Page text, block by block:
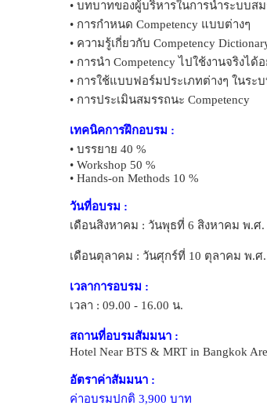
• บทบาทของผู้บริหารในการนำระบบส
• การกำหนด Competency แบบต่างๆ
• ความรู้เกี่ยวกับ Competency
• การนำ Competency ไปใช้งานจริงได้
• การใช้แบบฟอร์มประเภทต่างๆ ในระบ
• การประเมินสมรรถนะ Competency
เทคนิคการฝึกอบรม :
• บรรยาย 40 %
• Workshop 50 %
• Hands-on Methods 10 %
วันที่อบรม :
เดือนสิงหาคม : วันพุธที่ 6 สิงหาคม พ.ศ.
เดือนตุลาคม : วันศุกร์ที่ 10 ตุลาคม พ.ศ.
เวลาการอบรม :
เวลา : 09.00 - 16.00 น.
สถานที่อบรมสัมมนา :
Hotel Near BTS & MRT in Bangkok
อัตราค่าสัมมนา :
ค่าอบรมปกติ 3,900 บาท